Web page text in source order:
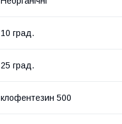
10 град.
25 град.
клофентезин 500